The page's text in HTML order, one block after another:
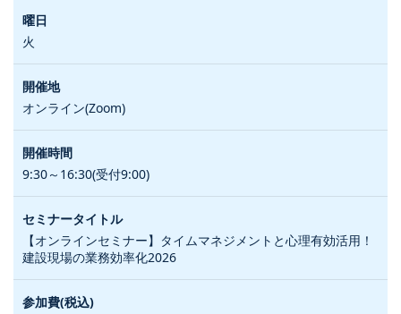
火
オンライン(Zoom)
9:30～16:30(受付9:00)
【オンラインセミナー】タイムマネジメントと心理有効活用！
建設現場の業務効率化2026